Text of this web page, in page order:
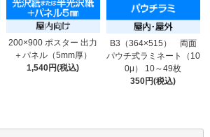
200×900 ポスター 出力
＋パネル（5mm厚）
1,540円(税込)
B3（364×515） 両面
パウチ式ラミネート（10
0μ） 10～49枚
350円(税込)